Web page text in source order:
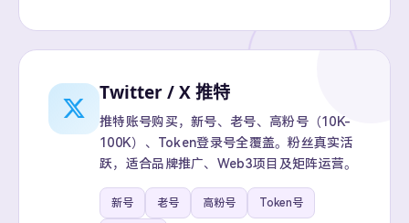
Twitter / X 推特
推特账号购买，新号、老号、高粉号（10K-
100K）、Token登录号全覆盖。粉丝真实活
跃，适合品牌推广、Web3项目及矩阵运营。
新号 老号 高粉号 Token号